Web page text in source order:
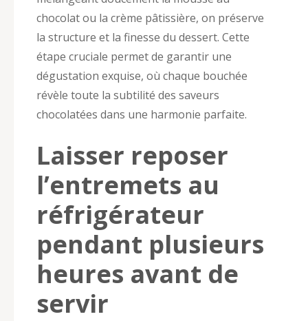
chocolat ou la crème pâtissière, on préserve
la structure et la finesse du dessert. Cette
étape cruciale permet de garantir une
dégustation exquise, où chaque bouchée
révèle toute la subtilité des saveurs
chocolatées dans une harmonie parfaite.
Laisser reposer
l’entremets au
réfrigérateur
pendant plusieurs
heures avant de
servir